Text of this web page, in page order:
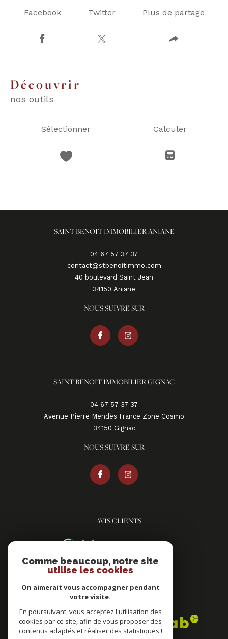
Facebook Twitter Plus de partage
découvrir
nos outils
Sélectionner Calculer
SAINT BENOIT IMMOBILIER ANIANE
04 67 57 37 37
contact@stbenoitimmo.com
40 boulevard Saint Jean
34150
aniane
NOUS SUIVRE SUR
SAINT BENOIT IMMOBILIER GIGNAC
04 67 57 37 37
Avenue Pierre Mendès France Zone Cosmo
34150
gignac
NOUS SUIVRE SUR
AVIS CLIENTS
ADHÉRENTS
Comme beaucoup, notre site
utilise les cookies
On aimerait vous accompagner pendant
votre visite.
En poursuivant, vous acceptez l'utilisation des
cookies par ce site, afin de vous proposer des
contenus adaptés et réaliser des statistiques !